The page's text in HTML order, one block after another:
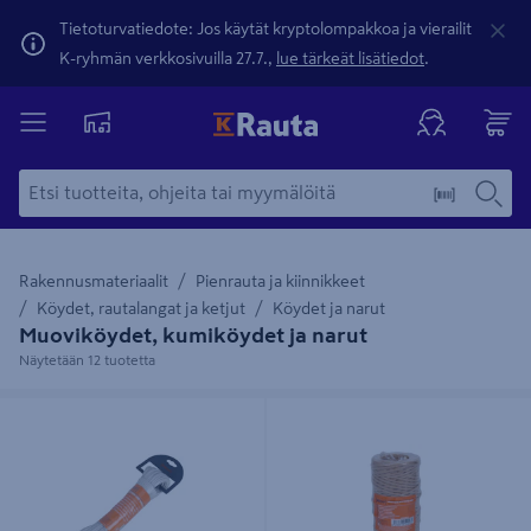
Tietoturvatiedote: Jos käytät kryptolompakkoa ja vierailit
K-ryhmän verkkosivuilla 27.7., lue tärkeät lisätiedot.
Rakennusmateriaalit
Pienrauta ja kiinnikkeet
Köydet, rautalangat ja ketjut
Köydet ja narut
Muoviköydet, kumiköydet ja narut
Näytetään 12 tuotetta